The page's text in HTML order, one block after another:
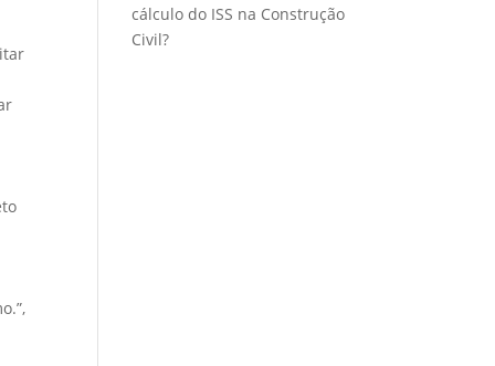
cálculo do ISS na Construção
Civil?